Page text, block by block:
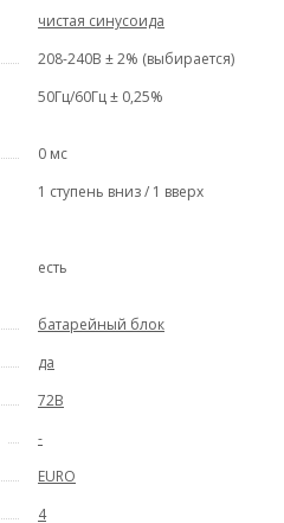
чистая синусоида
208-240В ± 2% (выбирается)
50Гц/60Гц ± 0,25%
0 мс
1 ступень вниз / 1 вверх
есть
батарейный блок
да
72В
-
EURO
4